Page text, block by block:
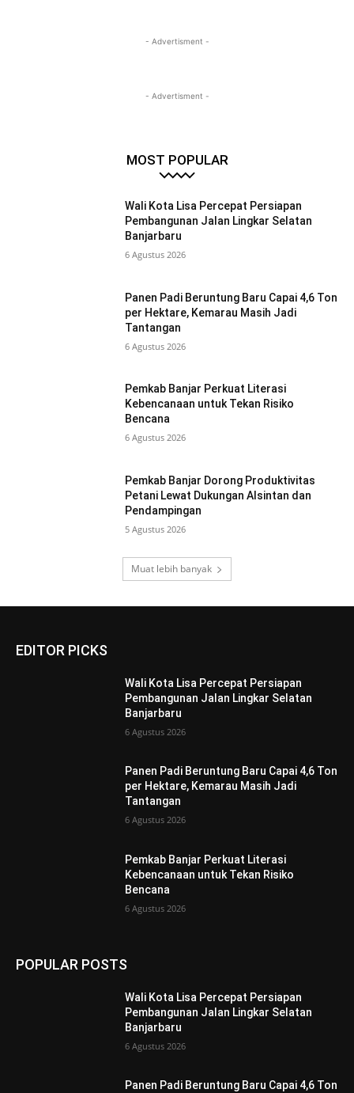
- Advertisment -
- Advertisment -
MOST POPULAR
Wali Kota Lisa Percepat Persiapan
Pembangunan Jalan Lingkar Selatan
Banjarbaru
6 Agustus 2026
Panen Padi Beruntung Baru Capai 4,6 Ton
per Hektare, Kemarau Masih Jadi
Tantangan
6 Agustus 2026
Pemkab Banjar Perkuat Literasi
Kebencanaan untuk Tekan Risiko
Bencana
6 Agustus 2026
Pemkab Banjar Dorong Produktivitas
Petani Lewat Dukungan Alsintan dan
Pendampingan
5 Agustus 2026
Muat lebih banyak
EDITOR PICKS
Wali Kota Lisa Percepat Persiapan
Pembangunan Jalan Lingkar Selatan
Banjarbaru
6 Agustus 2026
Panen Padi Beruntung Baru Capai 4,6 Ton
per Hektare, Kemarau Masih Jadi
Tantangan
6 Agustus 2026
Pemkab Banjar Perkuat Literasi
Kebencanaan untuk Tekan Risiko
Bencana
6 Agustus 2026
POPULAR POSTS
Wali Kota Lisa Percepat Persiapan
Pembangunan Jalan Lingkar Selatan
Banjarbaru
6 Agustus 2026
Panen Padi Beruntung Baru Capai 4,6 Ton